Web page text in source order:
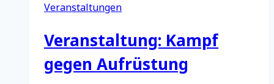
Veranstaltungen
Veranstaltung: Kampf
gegen Aufrüstung